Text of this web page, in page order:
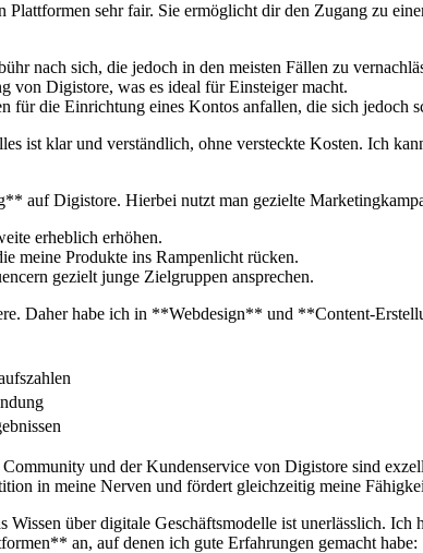
sehr fair.‍ Sie ermöglicht dir den‍ Zugang zu
nach sich, ⁣die jedoch in ​den ​meisten Fällen zu
von Digistore, was es ideal⁣ für Einsteiger macht.
für die Einrichtung eines ​Kontos anfallen, die ⁤sich jedoch
ist klar und verständlich, ohne ​versteckte Kosten. Ich
⁢auf ⁣Digistore. Hierbei nutzt man​ gezielte
erheblich erhöhen.
meine Produkte ins Rampenlicht rücken.
‌gezielt junge Zielgruppen ansprechen.
Daher habe ich in **Webdesign**​ und **Content-
und der Kundenservice von⁤ Digistore sind
in meine Nerven‍ und fördert gleichzeitig meine
über ‌digitale Geschäftsmodelle ist unerlässlich. ​Ich
an, auf denen ich gute Erfahrungen gemacht habe: